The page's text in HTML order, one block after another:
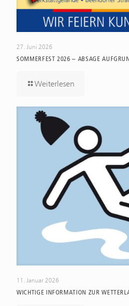
27. Juni 2026
SOMMERFEST 2026 – ABSAGE
Weiterlesen
11. Januar 2026
WICHTIGE INFORMATION ZUR